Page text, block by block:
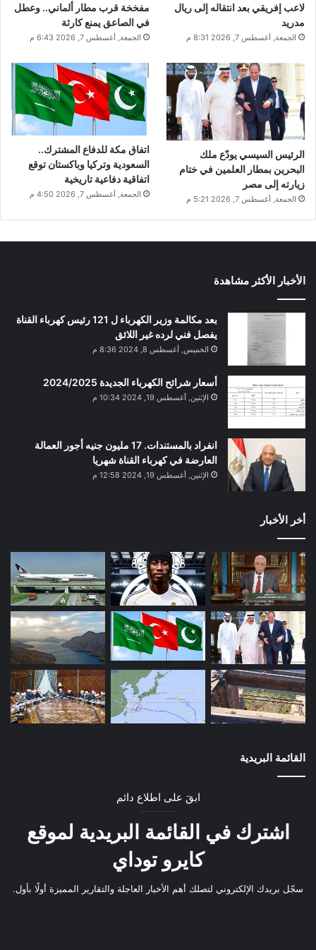
لاعب إفريقي بعد انتقاله إلى ريال
مدريد
الجمعة, أغسطس 7, 2026 8:31 م
مفخخة قرب مطار ألماني.. وعطل
في الصاعق يمنع كارثة
الجمعة, أغسطس 7, 2026 6:43 م
الرئيس السيسي يودّع ملك
البحرين بمطار العلمين في ختام
زيارته إلى مصر
الجمعة, أغسطس 7, 2026 5:21 م
اتفاق مكة للدفاع المشترك..
السعودية وتركيا وباكستان توقع
اتفاقية دفاعية تاريخية
الجمعة, أغسطس 7, 2026 4:50 م
الأخبار الأكثر مشاهدة
بعد مكالمة وزير الكهرباء ل 121 رئيس كهرباء القناة
يفصل فني لرده غير اللائق
الخميس, أغسطس 8, 2024 8:36 م
أسعار شرائح الكهرباء الجديدة 2024/2025
الإثنين, أغسطس 19, 2024 10:34 م
انفراد بالمستندات. 17 مليون جنيه أجور العمالة
العارضة في كهرباء القناة شهريا
الإثنين, أغسطس 19, 2024 12:58 م
أخر الأخبار
القائمة البريدية
ابقَ على اطلاع دائم
اشترك في القائمة البريدية لموقع
كايرو توداي
سجّل بريدك الإلكتروني لتصلك أهم الأخبار العاجلة والتقارير المميزة أولًا بأول.